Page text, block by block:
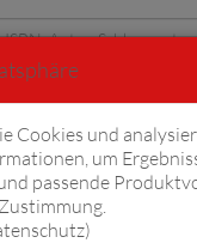
Komplizen
Cookies und
um
passende
)